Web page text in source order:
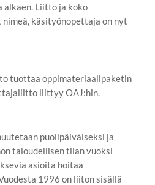
alkaen. Liitto ja koko
käsityönopettaja on nyt
tuottaa oppimateriaalipaketin
liittyy OAJ:hin.
puolipäiväiseksi ja
taloudellisen tilan vuoksi
asioita hoitaa
1996 on liiton sisällä